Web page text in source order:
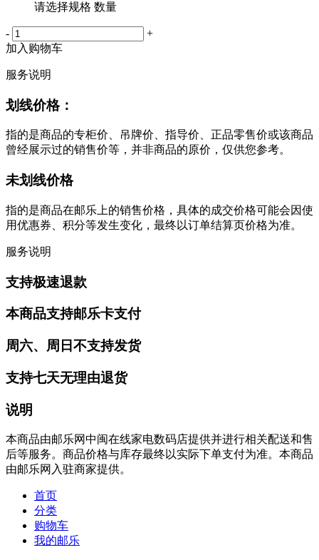
请选择规格 数量
-
+
加入购物车
服务说明
划线价格：
指的是商品的专柜价、吊牌价、指导价、正品零售价或该商品
曾经展示过的销售价等，并非商品的原价，仅供您参考。
未划线价格
指的是商品在邮乐上的销售价格，具体的成交价格可能会因使
用优惠券、积分等发生变化，最终以订单结算页价格为准。
服务说明
支持极速退款
本商品支持邮乐卡支付
周六、周日不支持发货
支持七天无理由退货
说明
本商品由邮乐网中闽在线家电数码店提供并进行相关配送和售
后等服务。商品价格与库存最终以实际下单支付为准。本商品
由邮乐网入驻商家提供。
首页
分类
购物车
我的邮乐